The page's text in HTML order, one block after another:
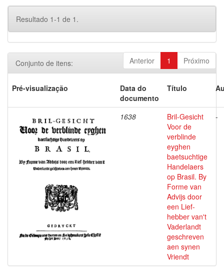
Resultado 1-1 de 1.
Anterior 1 Próximo
Conjunto de itens:
Pré-visualização
Data do
documento
Título
1638
Bril-Gesicht
Voor de
verblinde
eyghen
baetsuchtige
Handelaers
op Brasil. By
Forme van
Advijs door
een Lief-
hebber van't
Vaderlandt
geschreven
aen synen
Vriendt
-